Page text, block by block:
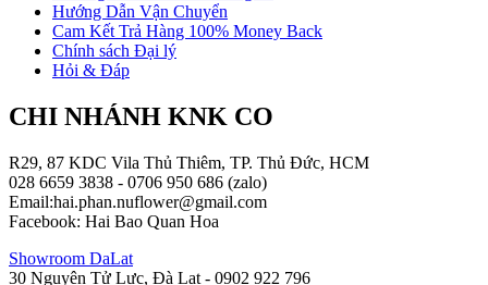
Hướng Dẫn Vận Chuyển
Cam Kết Trả Hàng 100% Money Back
Chính sách Đại lý
Hỏi & Đáp
CHI NHÁNH KNK CO
R29, 87 KDC Vila Thủ Thiêm, TP. Thủ Đức, HCM
028 6659 3838 - 0706 950 686 (zalo)
Email:hai.phan.nuflower@gmail.com
Facebook: Hai Bao Quan Hoa
Showroom DaLat
30 Nguyên Tử Lực, Đà Lạt - 0902 922 796